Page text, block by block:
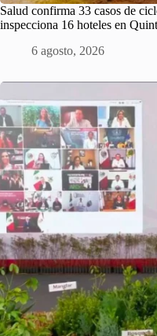
Salud confirma 33 casos de
inspecciona 16 hoteles en
6 agosto, 2026